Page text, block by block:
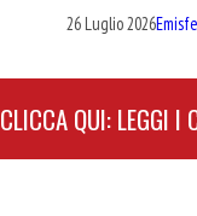
26 Luglio 2026
CLICCA QUI: LEGGI I